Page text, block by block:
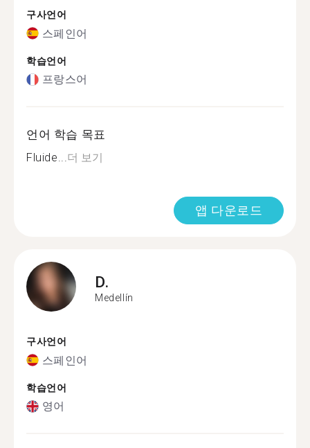
구사언어
스페인어
학습언어
프랑스어
언어 학습 목표
Fluide...더 보기
앱 다운로드
D.
Medellín
구사언어
스페인어
학습언어
영어